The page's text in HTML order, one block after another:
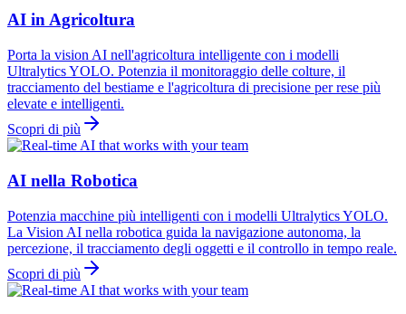
AI in Agricoltura
Porta la vision AI nell'agricoltura intelligente con i modelli
Ultralytics YOLO. Potenzia il monitoraggio delle colture, il
tracciamento del bestiame e l'agricoltura di precisione per rese più
elevate e intelligenti.
Scopri di più
AI nella Robotica
Potenzia macchine più intelligenti con i modelli Ultralytics YOLO.
La Vision AI nella robotica guida la navigazione autonoma, la
percezione, il tracciamento degli oggetti e il controllo in tempo reale.
Scopri di più